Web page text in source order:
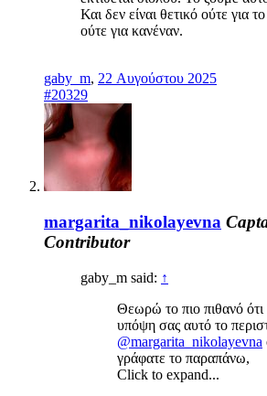
Και δεν είναι θετικό ούτε για
ούτε για κανέναν.
gaby_m, 22 Αυγούστου 2025
#20329
margarita_nikolayevna
Contributor
gaby_m said: ↑
Θεωρώ το πιο πιθανό ότι
υπόψη σας αυτό το
@margarita_nikolayevna
γράφατε το παραπάνω,
Click to expand...